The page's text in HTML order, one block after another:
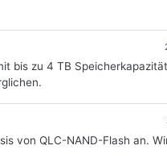
bis zu 4 TB
von QLC-NAND-Flash an.